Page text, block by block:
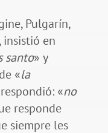
Pulgarín,
insistió en
santo» y
«la
«no
responde
siempre les